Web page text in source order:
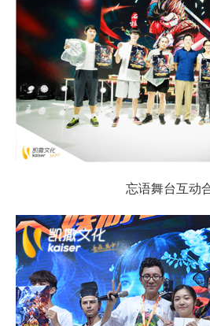
忘语舞台互动